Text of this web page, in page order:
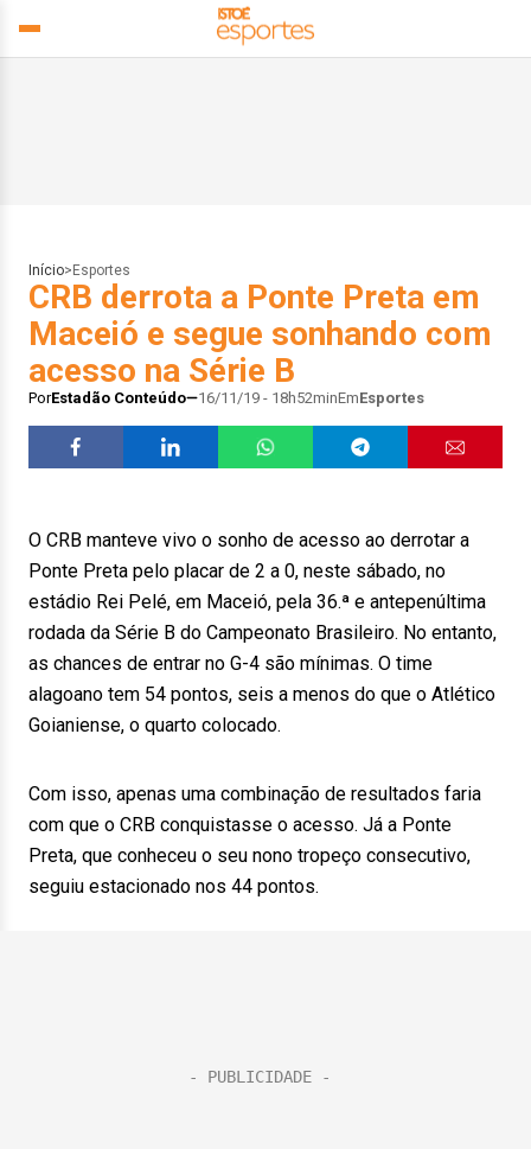
Início> Esportes
CRB derrota a Ponte Preta em
Maceió e segue sonhando com
acesso na Série B
PorEstadão Conteúdo 16/11/19 - 18h52minEmEsportes
O CRB manteve vivo o sonho de acesso ao derrotar a
Ponte Preta pelo placar de 2 a 0, neste sábado, no
estádio Rei Pelé, em Maceió, pela 36.ª e antepenúltima
rodada da Série B do Campeonato Brasileiro. No entanto,
as chances de entrar no G-4 são mínimas. O time
alagoano tem 54 pontos, seis a menos do que o Atlético
Goianiense, o quarto colocado.
Com isso, apenas uma combinação de resultados faria
com que o CRB conquistasse o acesso. Já a Ponte
Preta, que conheceu o seu nono tropeço consecutivo,
seguiu estacionado nos 44 pontos.